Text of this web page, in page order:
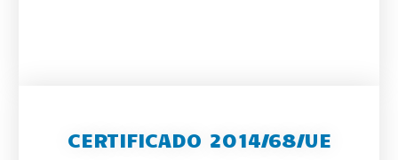
CERTIFICADO 2014/68/UE